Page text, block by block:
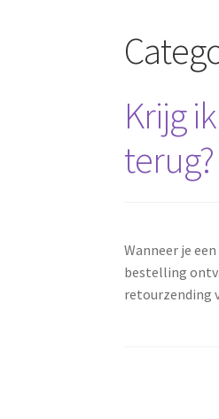
Krijg
terug?
Wanneer je
bestelling
retourzending